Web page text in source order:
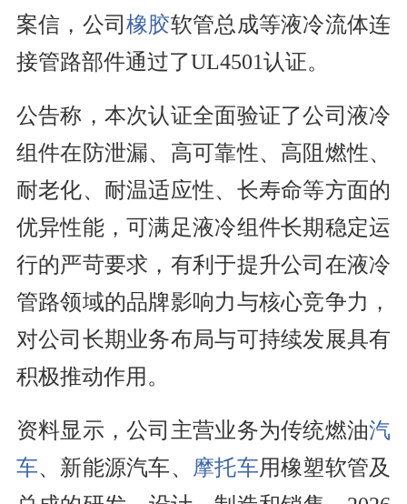
案信，公司橡胶软管总成等液冷流体连
接管路部件通过了UL4501认证。
公告称，本次认证全面验证了公司液冷
组件在防泄漏、高可靠性、高阻燃性、
耐老化、耐温适应性、长寿命等方面的
优异性能，可满足液冷组件长期稳定运
行的严苛要求，有利于提升公司在液冷
管路领域的品牌影响力与核心竞争力，
对公司长期业务布局与可持续发展具有
积极推动作用。
资料显示，公司主营业务为传统燃油汽
车、新能源汽车、 摩托车用橡塑软管及